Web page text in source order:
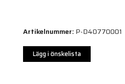
Artikelnummer: P-D40770001
Lägg i önskelista